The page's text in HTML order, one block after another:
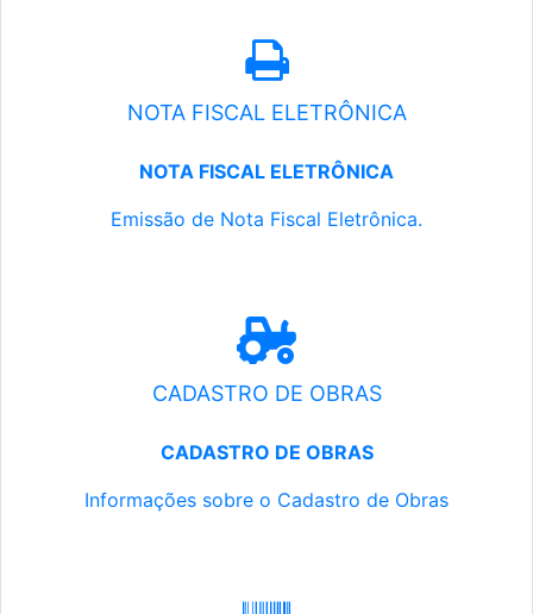
NOTA FISCAL ELETRÔNICA
NOTA FISCAL ELETRÔNICA
Emissão de Nota Fiscal Eletrônica.
CADASTRO DE OBRAS
CADASTRO DE OBRAS
Informações sobre o Cadastro de Obras